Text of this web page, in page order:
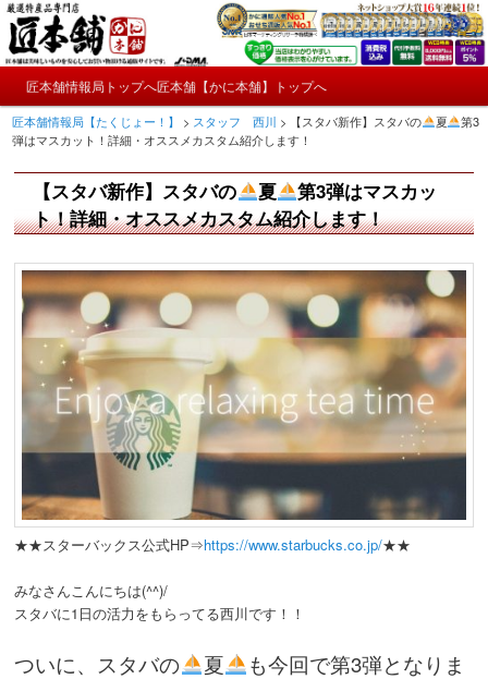
メ
イ
ン
ン
テ
ン
匠本舗情報局【たくじょー！】
かにやおせちについてのおもしろ情報や興味深い記事をお届けします。
ン
メ
メ
イ
ン
コ
テ
ン
ツ
へ
動
匠本舗情報局トップへ匠本舗【かに本舗】トップへ
匠本舗情報局【たくじょー！】 > スタッフ 西川 > 【スタバ新作】スタバの 夏
第3
弾はマスカット！詳細・オススメカスタム紹介します！
【スタバ新作】スタバの 夏
第3弾はマスカッ
ト！詳細・オススメカスタム紹介します！
★★スターバックス公式HP⇒https://www.starbucks.co.jp/★★
みなさんこんにちは(^^)/
スタバに1日の活力をもらってる西川です！！
ついに、スタバの 夏
も今回で第3弾となりま